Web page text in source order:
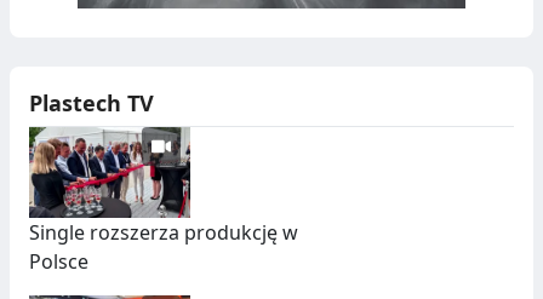
Plastech TV
Single rozszerza produkcję w
Polsce